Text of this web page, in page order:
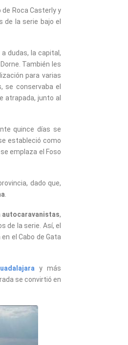
de Roca Casterly y
de la serie bajo el
dudas, la capital,
También les
para varias
se conservaba el
atrapada, junto al
quince días se
estableció como
emplaza el Foso
dado que,
autocaravanistas,
de la serie. Así, el
el Cabo de Gata
y más
se convirtió en